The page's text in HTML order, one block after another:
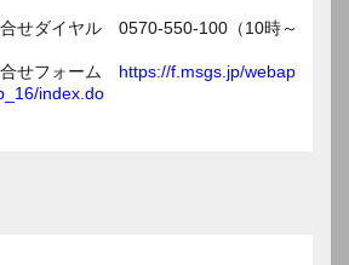
せダイヤル 0570-550-100（10時～
合せフォーム https://f.msgs.jp/webap
index.do